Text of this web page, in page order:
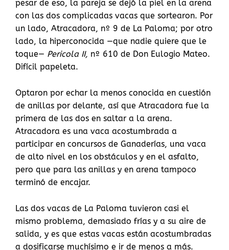
pesar de eso, la pareja se dejó la piel en la arena
con las dos complicadas vacas que sortearon. Por
un lado, Atracadora, nº 9 de La Paloma; por otro
lado, la hiperconocida —que nadie quiere que le
toque— Pericola II, nº 610 de Don Eulogio Mateo.
Difícil papeleta.
Optaron por echar la menos conocida en cuestión
de anillas por delante, así que Atracadora fue la
primera de las dos en saltar a la arena.
Atracadora es una vaca acostumbrada a
participar en concursos de Ganaderías, una vaca
de alto nivel en los obstáculos y en el asfalto,
pero que para las anillas y en arena tampoco
terminó de encajar.
Las dos vacas de La Paloma tuvieron casi el
mismo problema, demasiado frías y a su aire de
salida, y es que estas vacas están acostumbradas
a dosificarse muchísimo e ir de menos a más.